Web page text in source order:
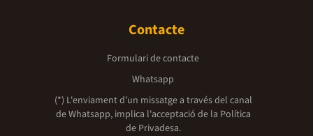
Contacte
Formulari de contacte
Whatsapp
(*) L'enviament d’un missatge a través del canal
de Whatsapp, implica l'acceptació de la Política
de Privadesa.